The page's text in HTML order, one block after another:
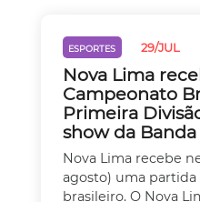
ESPORTES 29/JUL
Nova Lima
Campeonato
Primeira
show da
Nova Lima recebe
agosto) uma
brasileiro. O Nova